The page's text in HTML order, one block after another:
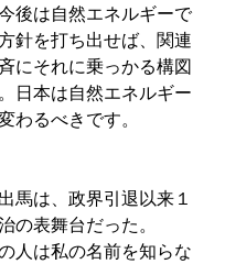
後は自然エネルギーで
針を打ち出せば、関連
にそれに乗っかる構図
日本は自然エネルギー
わるべきです。
馬は、政界引退以来１
の表舞台だった。
人は私の名前を知らな